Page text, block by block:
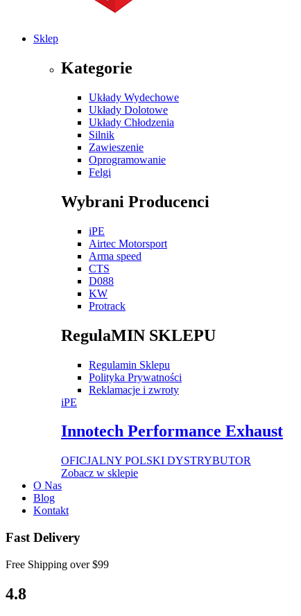
Sklep
Kategorie
Układy Wydechowe
Układy Dolotowe
Układy Chłodzenia
Silnik
Zawieszenie
Oprogramowanie
Felgi
Wybrani Producenci
iPE
Airtec Motorsport
Arma speed
CTS
D088
KW
Protrack
RegulaMIN SKLEPU
Regulamin Sklepu
Polityka Prywatności
Reklamacje i zwroty
iPE
Innotech Performance Exhaust
OFICJALNY POLSKI DYSTRYBUTOR
Zobacz w sklepie
O Nas
Blog
Kontakt
Fast Delivery
Free Shipping over$99
4.8